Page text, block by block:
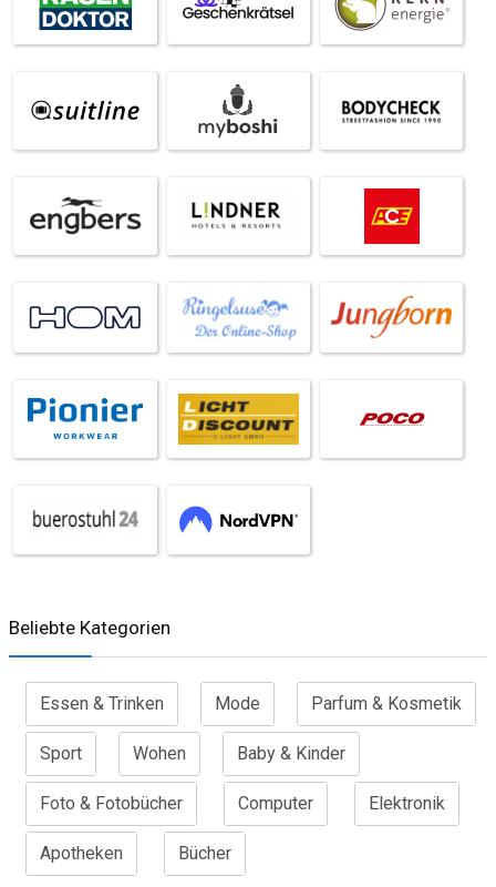
Beliebte Kategorien
Essen & Trinken Mode Parfum & Kosmetik
Sport Wohen Baby & Kinder
Foto & Fotobücher Computer Elektronik
Apotheken Bücher